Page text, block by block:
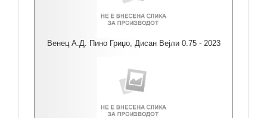
Венец А.Д. Пино Гриџо, Дисан Вејли 0.75 - 2023